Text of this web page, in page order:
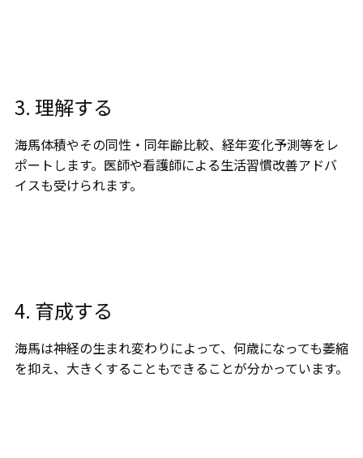
3. 理解する
海馬体積やその同性・同年齢比較、経年変化予測等をレ
ポートします。医師や看護師による生活習慣改善アドバ
イスも受けられます。
4. 育成する
海馬は神経の生まれ変わりによって、何歳になっても萎縮
を抑え、大きくすることもできることが分かっています。